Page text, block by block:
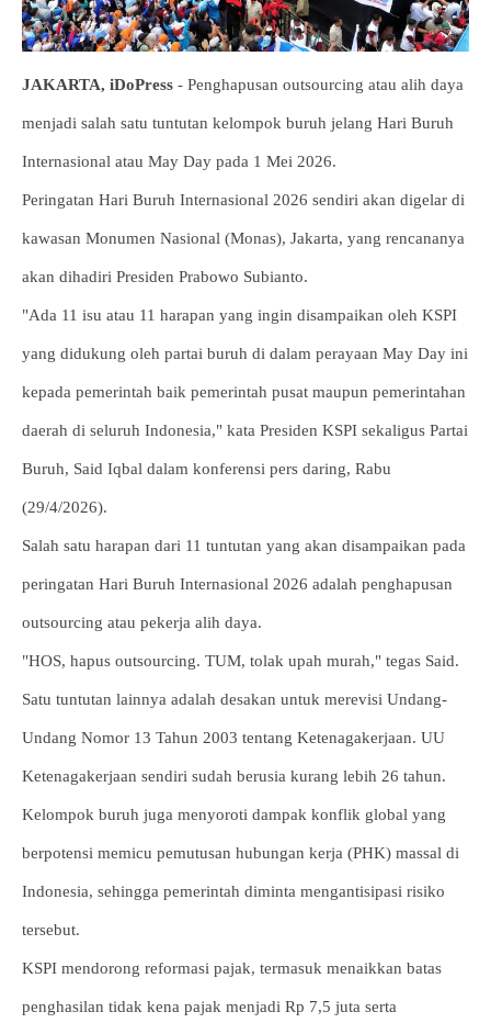
JAKARTA, iDoPress - Penghapusan outsourcing atau alih daya
menjadi salah satu tuntutan kelompok buruh jelang Hari Buruh
Internasional atau May Day pada 1 Mei 2026.
Peringatan Hari Buruh Internasional 2026 sendiri akan digelar di
kawasan Monumen Nasional (Monas), Jakarta, yang rencananya
akan dihadiri Presiden Prabowo Subianto.
"Ada 11 isu atau 11 harapan yang ingin disampaikan oleh KSPI
yang didukung oleh partai buruh di dalam perayaan May Day ini
kepada pemerintah baik pemerintah pusat maupun pemerintahan
daerah di seluruh Indonesia," kata Presiden KSPI sekaligus Partai
Buruh, Said Iqbal dalam konferensi pers daring, Rabu
(29/4/2026).
Salah satu harapan dari 11 tuntutan yang akan disampaikan pada
peringatan Hari Buruh Internasional 2026 adalah penghapusan
outsourcing atau pekerja alih daya.
"HOS, hapus outsourcing. TUM, tolak upah murah," tegas Said.
Satu tuntutan lainnya adalah desakan untuk merevisi Undang-
Undang Nomor 13 Tahun 2003 tentang Ketenagakerjaan. UU
Ketenagakerjaan sendiri sudah berusia kurang lebih 26 tahun.
Kelompok buruh juga menyoroti dampak konflik global yang
berpotensi memicu pemutusan hubungan kerja (PHK) massal di
Indonesia, sehingga pemerintah diminta mengantisipasi risiko
tersebut.
KSPI mendorong reformasi pajak, termasuk menaikkan batas
penghasilan tidak kena pajak menjadi Rp 7,5 juta serta